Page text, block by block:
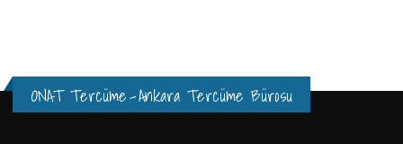
ONAT Tercüme-Ankara Tercüme Bürosu